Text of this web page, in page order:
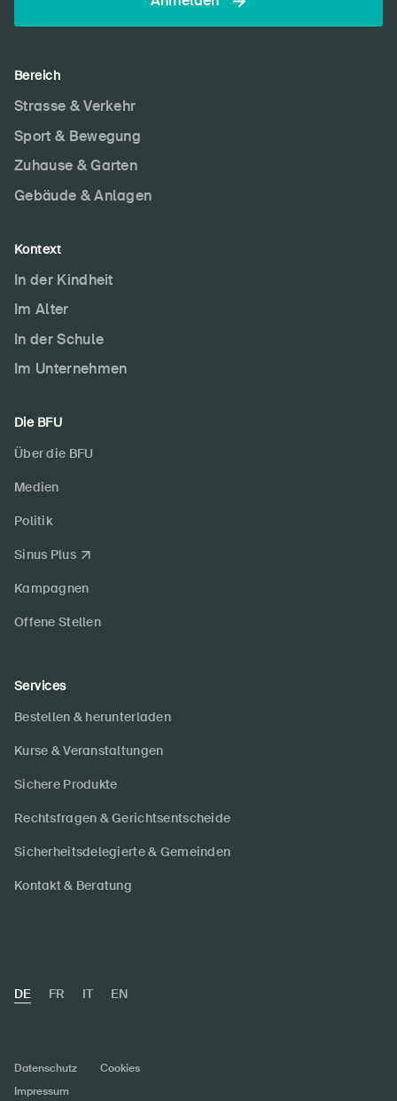
Bereich
Strasse & Verkehr
Sport & Bewegung
Zuhause & Garten
Gebäude & Anlagen
Kontext
In der Kindheit
Im Alter
In der Schule
Im Unternehmen
Die BFU
Über die BFU
Medien
Politik
Sinus Plus
Kampagnen
Offene Stellen
Services
Bestellen & herunterladen
Kurse & Veranstaltungen
Sichere Produkte
Rechtsfragen & Gerichtsentscheide
Sicherheitsdelegierte & Gemeinden
Kontakt & Beratung
DE FR IT EN
Datenschutz
Cookies
Impressum